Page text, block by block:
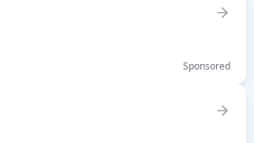
Sponsored